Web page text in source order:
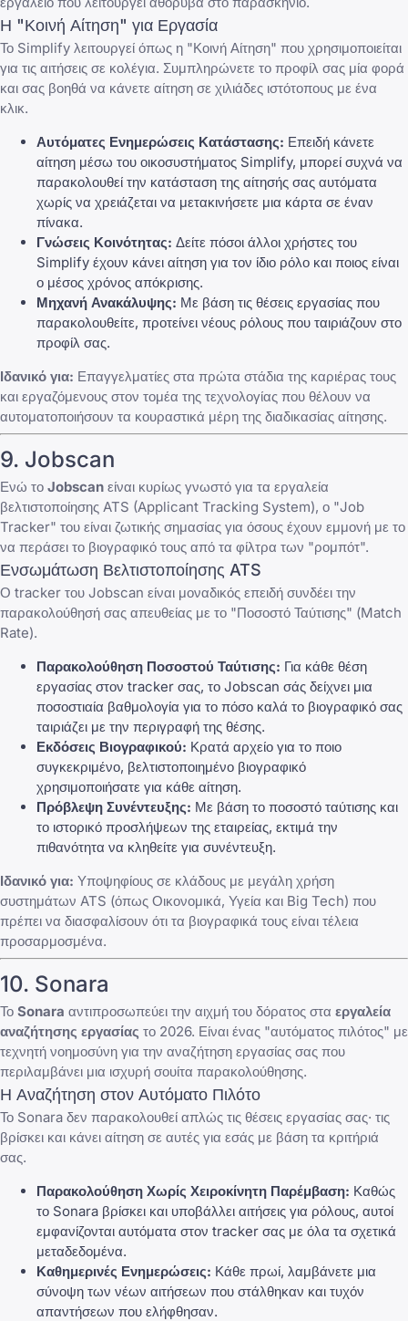
Η "Κοινή Αίτηση" για Εργασία
Το Simplify λειτουργεί όπως η "Κοινή Αίτηση" που χρησιμοποιείται
για τις αιτήσεις σε κολέγια. Συμπληρώνετε το προφίλ σας μία φορά
και σας βοηθά να κάνετε αίτηση σε χιλιάδες ιστότοπους με ένα
κλικ.
Αυτόματες Ενημερώσεις Κατάστασης: Επειδή κάνετε
αίτηση μέσω του οικοσυστήματος Simplify, μπορεί συχνά να
παρακολουθεί την κατάσταση της αίτησής σας αυτόματα
χωρίς να χρειάζεται να μετακινήσετε μια κάρτα σε έναν
πίνακα.
Γνώσεις Κοινότητας: Δείτε πόσοι άλλοι χρήστες του
Simplify έχουν κάνει αίτηση για τον ίδιο ρόλο και ποιος είναι
ο μέσος χρόνος απόκρισης.
Μηχανή Ανακάλυψης: Με βάση τις θέσεις εργασίας που
παρακολουθείτε, προτείνει νέους ρόλους που ταιριάζουν στο
προφίλ σας.
Ιδανικό για: Επαγγελματίες στα πρώτα στάδια της καριέρας τους
και εργαζόμενους στον τομέα της τεχνολογίας που θέλουν να
αυτοματοποιήσουν τα κουραστικά μέρη της διαδικασίας αίτησης.
9. Jobscan
Ενώ το Jobscan είναι κυρίως γνωστό για τα εργαλεία
βελτιστοποίησης ATS (Applicant Tracking System), ο "Job
Tracker" του είναι ζωτικής σημασίας για όσους έχουν εμμονή με το
να περάσει το βιογραφικό τους από τα φίλτρα των "ρομπότ".
Ενσωμάτωση Βελτιστοποίησης ATS
Ο tracker του Jobscan είναι μοναδικός επειδή συνδέει την
παρακολούθησή σας απευθείας με το "Ποσοστό Ταύτισης" (Match
Rate).
Παρακολούθηση Ποσοστού Ταύτισης: Για κάθε θέση
εργασίας στον tracker σας, το Jobscan σάς δείχνει μια
ποσοστιαία βαθμολογία για το πόσο καλά το βιογραφικό σας
ταιριάζει με την περιγραφή της θέσης.
Εκδόσεις Βιογραφικού: Κρατά αρχείο για το ποιο
συγκεκριμένο, βελτιστοποιημένο βιογραφικό
χρησιμοποιήσατε για κάθε αίτηση.
Πρόβλεψη Συνέντευξης: Με βάση το ποσοστό ταύτισης και
το ιστορικό προσλήψεων της εταιρείας, εκτιμά την
πιθανότητα να κληθείτε για συνέντευξη.
Ιδανικό για: Υποψηφίους σε κλάδους με μεγάλη χρήση
συστημάτων ATS (όπως Οικονομικά, Υγεία και Big Tech) που
πρέπει να διασφαλίσουν ότι τα βιογραφικά τους είναι τέλεια
προσαρμοσμένα.
10. Sonara
Το Sonara αντιπροσωπεύει την αιχμή του δόρατος στα εργαλεία
αναζήτησης εργασίας το 2026. Είναι ένας "αυτόματος πιλότος" με
τεχνητή νοημοσύνη για την αναζήτηση εργασίας σας που
περιλαμβάνει μια ισχυρή σουίτα παρακολούθησης.
Η Αναζήτηση στον Αυτόματο Πιλότο
Το Sonara δεν παρακολουθεί απλώς τις θέσεις εργασίας σας· τις
βρίσκει και κάνει αίτηση σε αυτές για εσάς με βάση τα κριτήριά
σας.
Παρακολούθηση Χωρίς Χειροκίνητη Παρέμβαση: Καθώς
το Sonara βρίσκει και υποβάλλει αιτήσεις για ρόλους, αυτοί
εμφανίζονται αυτόματα στον tracker σας με όλα τα σχετικά
μεταδεδομένα.
Καθημερινές Ενημερώσεις: Κάθε πρωί, λαμβάνετε μια
σύνοψη των νέων αιτήσεων που στάλθηκαν και τυχόν
απαντήσεων που ελήφθησαν.